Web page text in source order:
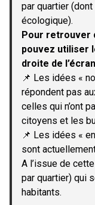
par quartier
écologique).
Pour retrouver
pouvez utiliser
droite de
📌 Les idées «
répondent pas
celles qui n’ont
citoyens et les
📌 Les idées «
sont
A l’issue de
par quartier) qui
habitants.